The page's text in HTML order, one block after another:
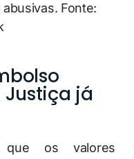
Fonte:
Justiça já
que os valores